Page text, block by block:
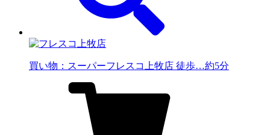
買い物：スーパーフレスコ上牧店 徒歩…約5分